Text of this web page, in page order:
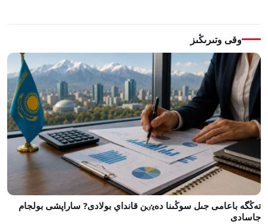
وقى وتىرىڭىز
تەڭگە باعامى جىل سوڭىنا دەيٸن قانداي بولادى? ساراپشى بولجام
جاسادى